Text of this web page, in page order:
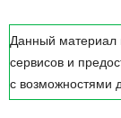
Данный материал
сервисов и
с возможностями